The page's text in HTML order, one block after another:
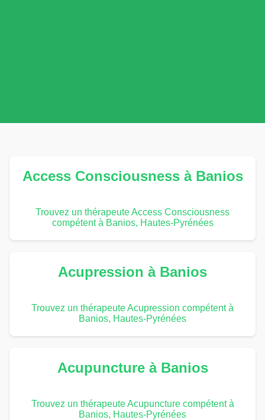
Access Consciousness à Banios
Trouvez un thérapeute Access Consciousness
compétent à Banios, Hautes-Pyrénées
Acupression à Banios
Trouvez un thérapeute Acupression compétent à
Banios, Hautes-Pyrénées
Acupuncture à Banios
Trouvez un thérapeute Acupuncture compétent à
Banios, Hautes-Pyrénées